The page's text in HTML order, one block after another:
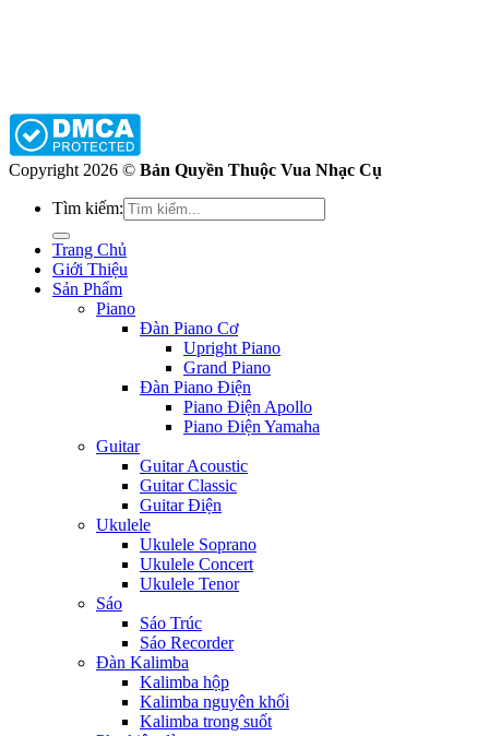
Copyright 2026 © Bản Quyền Thuộc Vua Nhạc Cụ
Tìm kiếm:
Trang Chủ
Giới Thiệu
Sản Phẩm
Piano
Đàn Piano Cơ
Upright Piano
Grand Piano
Đàn Piano Điện
Piano Điện Apollo
Piano Điện Yamaha
Guitar
Guitar Acoustic
Guitar Classic
Guitar Điện
Ukulele
Ukulele Soprano
Ukulele Concert
Ukulele Tenor
Sáo
Sáo Trúc
Sáo Recorder
Đàn Kalimba
Kalimba hộp
Kalimba nguyên khối
Kalimba trong suốt